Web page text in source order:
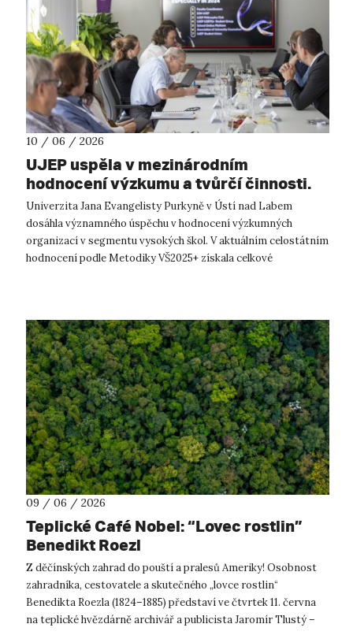
10 / 06 / 2026
UJEP uspěla v mezinárodním
hodnocení výzkumu a tvůrčí činnosti.
Univerzita se posunula z hodnocení C
na B, a patří tak mezi nejlepší
regionální univerzity v ČR.
Univerzita Jana Evangelisty Purkyně v Ústí nad Labem
dosáhla významného úspěchu v hodnocení výzkumných
organizací v segmentu vysokých škol. V aktuálním celostátním
hodnocení podle Metodiky VŠ2025+ získala celkové
09 / 06 / 2026
Teplické Café Nobel: “Lovec rostlin”
Benedikt Roezl
Z děčínských zahrad do pouští a pralesů Ameriky! Osobnost
zahradníka, cestovatele a skutečného „lovce rostlin“
Benedikta Roezla (1824–1885) představí ve čtvrtek 11. června
na teplické hvězdárně archivář a publicista Jaromír Tlustý –